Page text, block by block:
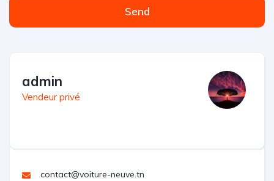
Send
admin
Vendeur privé
contact@voiture-neuve.tn